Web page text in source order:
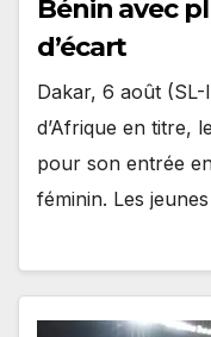
Bénin avec
d’écart
Dakar, 6 août
d’Afrique en titre,
pour son entrée
féminin. Les